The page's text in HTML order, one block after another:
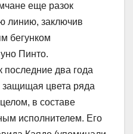
еще разок
линию, заключив
бегунком
Пинто.
последние два года
защищая цвета ряда
в составе
исполнителем. Его